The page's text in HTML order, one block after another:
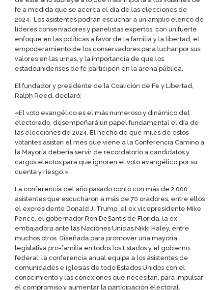
fe a medida que se acerca el día de las elecciones de
2024. Los asistentes podrán escuchar a un amplio elenco de
líderes conservadores y panelistas expertos, con un fuerte
enfoque en las políticas a favor de la familia y la libertad, el
empoderamiento de los conservadores para luchar por sus
valores en las urnas, y la importancia de que los
estadounidenses de fe participen en la arena pública.
El fundador y presidente de la Coalición de Fe y Libertad,
Ralph Reed, declaró:
«El voto evangélico es el más numeroso y dinámico del
electorado, desempeñará un papel fundamental el día de
las elecciones de 2024. El hecho de que miles de estos
votantes asistan el mes que viene a la Conferencia Camino a
la Mayoría debería servir de recordatorio a candidatos y
cargos electos para que ignoren el voto evangélico por su
cuenta y riesgo.»
La conferencia del año pasado contó con más de 2.000
asistentes que escucharon a más de 70 oradores, entre ellos
el expresidente Donald J. Trump, el ex vicepresidente Mike
Pence, el gobernador Ron DeSantis de Florida, la ex
embajadora ante las Naciones Unidas Nikki Haley, entre
muchos otros. Diseñada para promover una mayoría
legislativa pro-familia en todos los Estados y el gobierno
federal, la conferencia anual equipa a los asistentes de
comunidades e iglesias de todo Estados Unidos con el
conocimiento y las conexiones que necesitan, para impulsar
el compromiso y aumentar la participación electoral.